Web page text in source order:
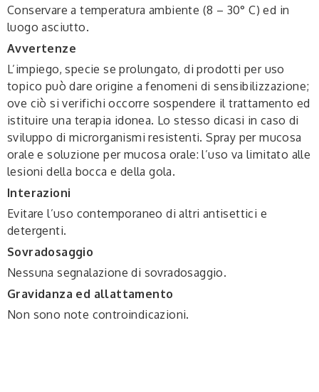
Conservare a temperatura ambiente (8 – 30° C) ed in
luogo asciutto.
Avvertenze
L’impiego, specie se prolungato, di prodotti per uso
topico può dare origine a fenomeni di sensibilizzazione;
ove ciò si verifichi occorre sospendere il trattamento ed
istituire una terapia idonea. Lo stesso dicasi in caso di
sviluppo di microrganismi resistenti. Spray per mucosa
orale e soluzione per mucosa orale: l’uso va limitato alle
lesioni della bocca e della gola.
Interazioni
Evitare l’uso contemporaneo di altri antisettici e
detergenti.
Sovradosaggio
Nessuna segnalazione di sovradosaggio.
Gravidanza ed allattamento
Non sono note controindicazioni.